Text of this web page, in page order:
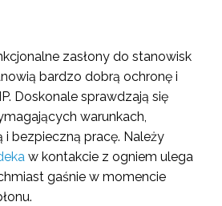
zasłony do stanowisk
bardzo dobrą ochronę i
Doskonale sprawdzają się
warunkach,
i bezpieczną pracę. Należy
w kontakcie z ogniem ulega
gaśnie w momencie